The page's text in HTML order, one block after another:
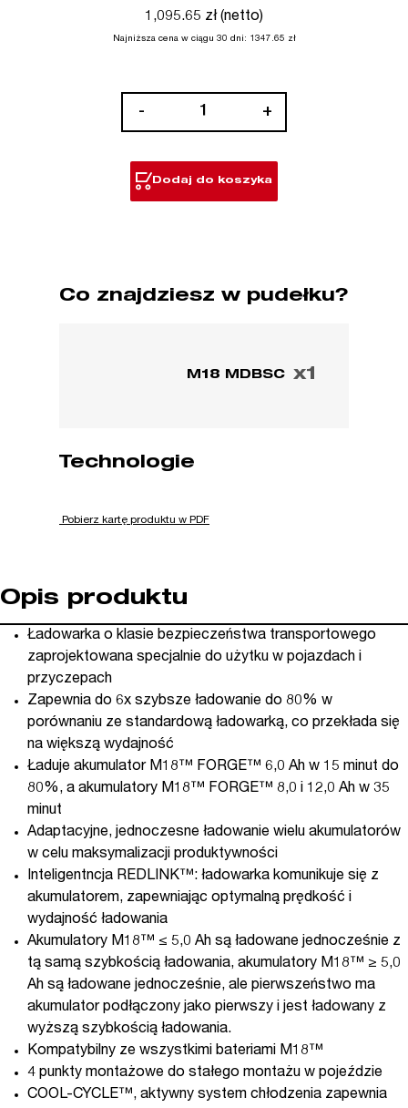
1,095.65 zł (netto)
Najniższa cena w ciągu 30 dni: 1347.65 zł
-
podwójna
super
+
Dodaj do koszyka
Co znajdziesz w pudełku?
M18 MDBSC x1
Technologie
Pobierz kartę produktu w PDF
Opis produktu
Ładowarka o klasie bezpieczeństwa transportowego
zaprojektowana specjalnie do użytku w pojazdach i
przyczepach
Zapewnia do 6x szybsze ładowanie do 80% w
porównaniu ze standardową ładowarką, co przekłada się
na większą wydajność
Ładuje akumulator M18™ FORGE™ 6,0 Ah w 15 minut do
80%, a akumulatory M18™ FORGE™ 8,0 i 12,0 Ah w 35
minut
Adaptacyjne, jednoczesne ładowanie wielu akumulatorów
w celu maksymalizacji produktywności
Inteligentncja REDLINK™: ładowarka komunikuje się z
akumulatorem, zapewniając optymalną prędkość i
wydajność ładowania
Akumulatory M18™ ≤ 5,0 Ah są ładowane jednocześnie z
tą samą szybkością ładowania, akumulatory M18™ ≥ 5,0
Ah są ładowane jednocześnie, ale pierwszeństwo ma
akumulator podłączony jako pierwszy i jest ładowany z
wyższą szybkością ładowania.
Kompatybilny ze wszystkimi bateriami M18™
4 punkty montażowe do stałego montażu w pojeździe
COOL-CYCLE™, aktywny system chłodzenia zapewnia